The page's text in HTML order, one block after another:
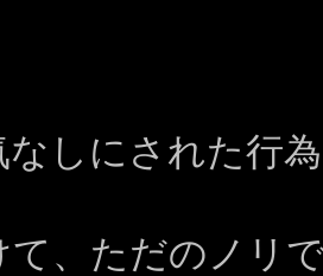
なしにされた行
て、ただのノリ